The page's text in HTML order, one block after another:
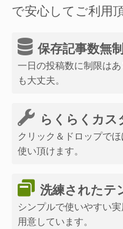
で安心してご利用
保存記事数無
一日の投稿数に制限は
も大丈夫。
らくらくカス
クリック＆ドロップで
使い頂けます。
洗練されたテ
シンプルで使いやすい
用意しています。